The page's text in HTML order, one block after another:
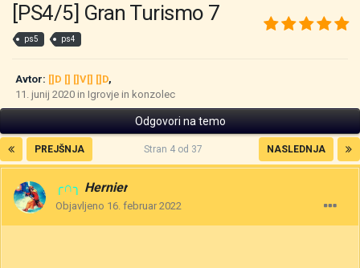
[PS4/5] Gran Turismo 7
ps5 ps4
Avtor: []D [] []V[] []D,
11. junij 2020 in Igrovje in konzolec
Odgovori na temo
PREJŠNJA NASLEDNJA
Stran 4 od 37
╭∩╮ Hernier
Objavljeno 16. februar 2022